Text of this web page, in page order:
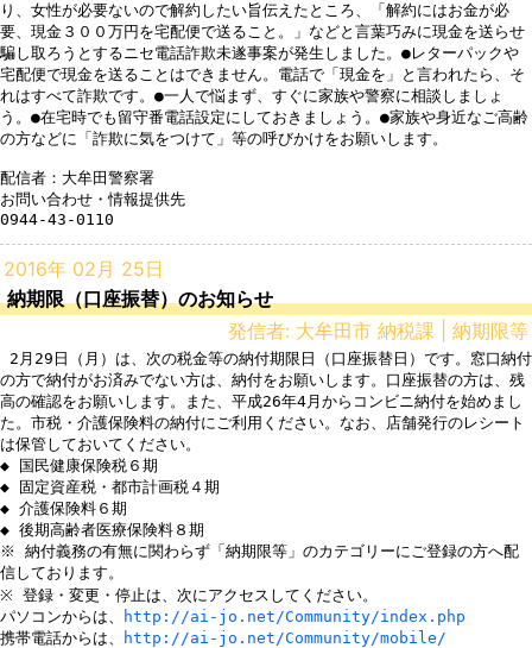
り、女性が必要ないので解約したい旨伝えたところ、「解約にはお金が必
要、現金３００万円を宅配便で送ること。」などと言葉巧みに現金を送らせ
騙し取ろうとするニセ電話詐欺未遂事案が発生しました。●レターパックや
宅配便で現金を送ることはできません。電話で「現金を」と言われたら、そ
れはすべて詐欺です。●一人で悩まず、すぐに家族や警察に相談しましょ
う。●在宅時でも留守番電話設定にしておきましょう。●家族や身近なご高齢
の方などに「詐欺に気をつけて」等の呼びかけをお願いします。
配信者：大牟田警察署
お問い合わせ・情報提供先
2016年 02月 25日
納期限（口座振替）のお知らせ
発信者: 大牟田市 納税課 | 納期限等
の方で納付がお済みでない方は、納付をお願いします。口座振替の方は、残
高の確認をお願いします。また、平成26年4月からコンビニ納付を始めまし
た。市税・介護保険料の納付にご利用ください。なお、店舗発行のレシート
は保管しておいてください。
◆ 国民健康保険税６期
◆ 固定資産税・都市計画税４期
◆ 介護保険料６期
◆ 後期高齢者医療保険料８期
※ 納付義務の有無に関わらず「納期限等」のカテゴリーにご登録の方へ配
信しております。
※ 登録・変更・停止は、次にアクセスしてください。
パソコンからは、
http://ai-jo.net/Community/index.php
携帯電話からは、
http://ai-jo.net/Community/mobile/